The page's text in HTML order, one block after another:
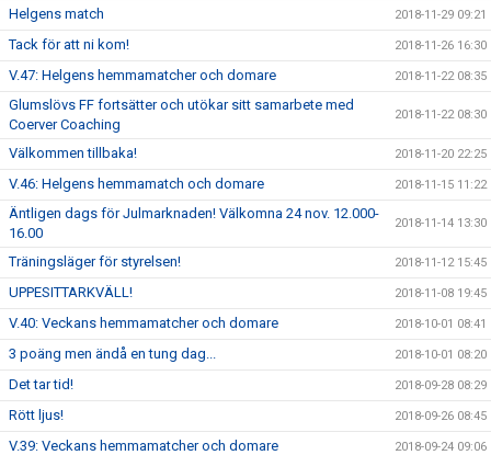
Helgens match 2018-11-29 09:21
Tack för att ni kom! 2018-11-26 16:30
V.47: Helgens hemmamatcher och domare 2018-11-22 08:35
Glumslövs FF fortsätter och utökar sitt samarbete med
Coerver Coaching
2018-11-22 08:30
Välkommen tillbaka! 2018-11-20 22:25
V.46: Helgens hemmamatch och domare 2018-11-15 11:22
Äntligen dags för Julmarknaden! Välkomna 24 nov. 12.000-
16.00
2018-11-14 13:30
Träningsläger för styrelsen! 2018-11-12 15:45
UPPESITTARKVÄLL! 2018-11-08 19:45
V.40: Veckans hemmamatcher och domare 2018-10-01 08:41
3 poäng men ändå en tung dag... 2018-10-01 08:20
Det tar tid! 2018-09-28 08:29
Rött ljus! 2018-09-26 08:45
V.39: Veckans hemmamatcher och domare 2018-09-24 09:06